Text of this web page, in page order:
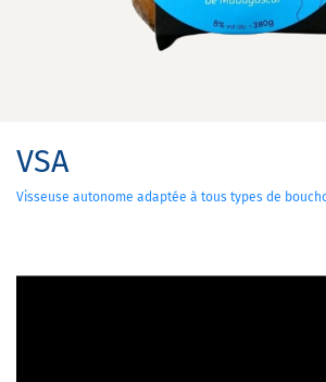
VSA
Visseuse autonome adaptée à tous types de